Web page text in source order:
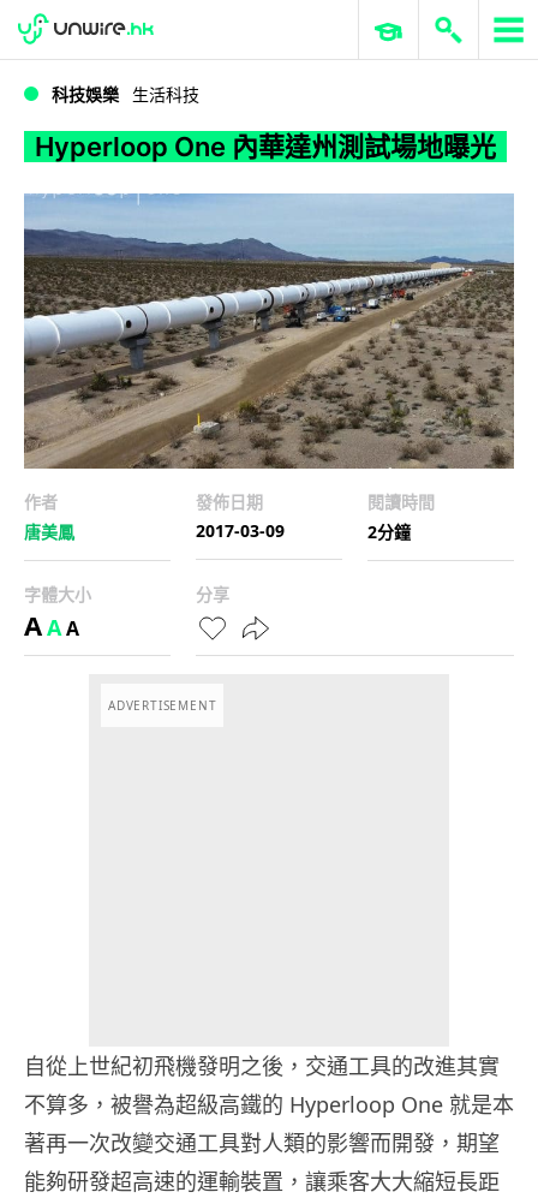
Hyperloop One 內華達州測試場地曝光
WWDC 2026 ERP 與商業 AI
科技娛樂 生活科技
Hyperloop One 內華達州測試場地曝光
作者
唐美鳳
發佈日期
2017-03-09
閱讀時間
2分鐘
字體大小
AAA
分享
ADVERTISEMENT
自從上世紀初飛機發明之後，交通工具的改進其實
不算多，被譽為超級高鐵的 Hyperloop One 就是本
著再一次改變交通工具對人類的影響而開發，期望
能夠研發超高速的運輸裝置，讓乘客大大縮短長距